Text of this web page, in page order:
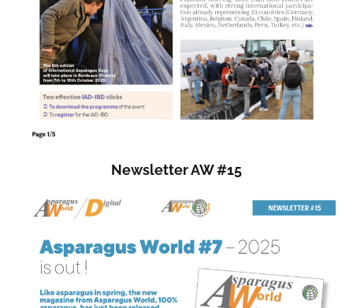
Newsletter AW #15